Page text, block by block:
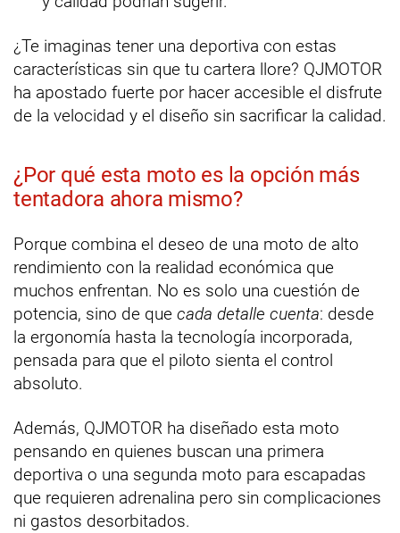
¿Te imaginas tener una deportiva con estas
características sin que tu cartera llore? QJMOTOR
ha apostado fuerte por hacer accesible el disfrute
de la velocidad y el diseño sin sacrificar la calidad.
¿Por qué esta moto es la opción más
tentadora ahora mismo?
Porque combina el deseo de una moto de alto
rendimiento con la realidad económica que
muchos enfrentan. No es solo una cuestión de
potencia, sino de que cada detalle cuenta: desde
la ergonomía hasta la tecnología incorporada,
pensada para que el piloto sienta el control
absoluto.
Además, QJMOTOR ha diseñado esta moto
pensando en quienes buscan una primera
deportiva o una segunda moto para escapadas
que requieren adrenalina pero sin complicaciones
ni gastos desorbitados.